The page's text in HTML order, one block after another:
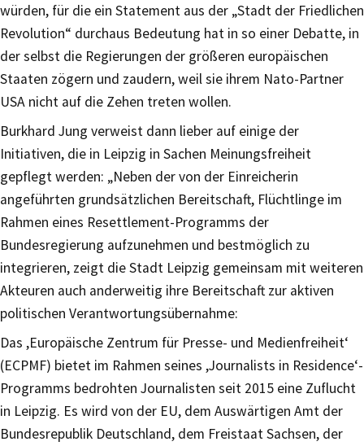
würden, für die ein Statement aus der „Stadt der Friedlichen
Revolution“ durchaus Bedeutung hat in so einer Debatte, in
der selbst die Regierungen der größeren europäischen
Staaten zögern und zaudern, weil sie ihrem Nato-Partner
USA nicht auf die Zehen treten wollen.
Burkhard Jung verweist dann lieber auf einige der
Initiativen, die in Leipzig in Sachen Meinungsfreiheit
gepflegt werden: „Neben der von der Einreicherin
angeführten grundsätzlichen Bereitschaft, Flüchtlinge im
Rahmen eines Resettlement-Programms der
Bundesregierung aufzunehmen und bestmöglich zu
integrieren, zeigt die Stadt Leipzig gemeinsam mit weiteren
Akteuren auch anderweitig ihre Bereitschaft zur aktiven
politischen Verantwortungsübernahme:
Das ,Europäische Zentrum für Presse- und Medienfreiheit‘
(ECPMF) bietet im Rahmen seines ,Journalists in Residence‘-
Programms bedrohten Journalisten seit 2015 eine Zuflucht
in Leipzig. Es wird von der EU, dem Auswärtigen Amt der
Bundesrepublik Deutschland, dem Freistaat Sachsen, der